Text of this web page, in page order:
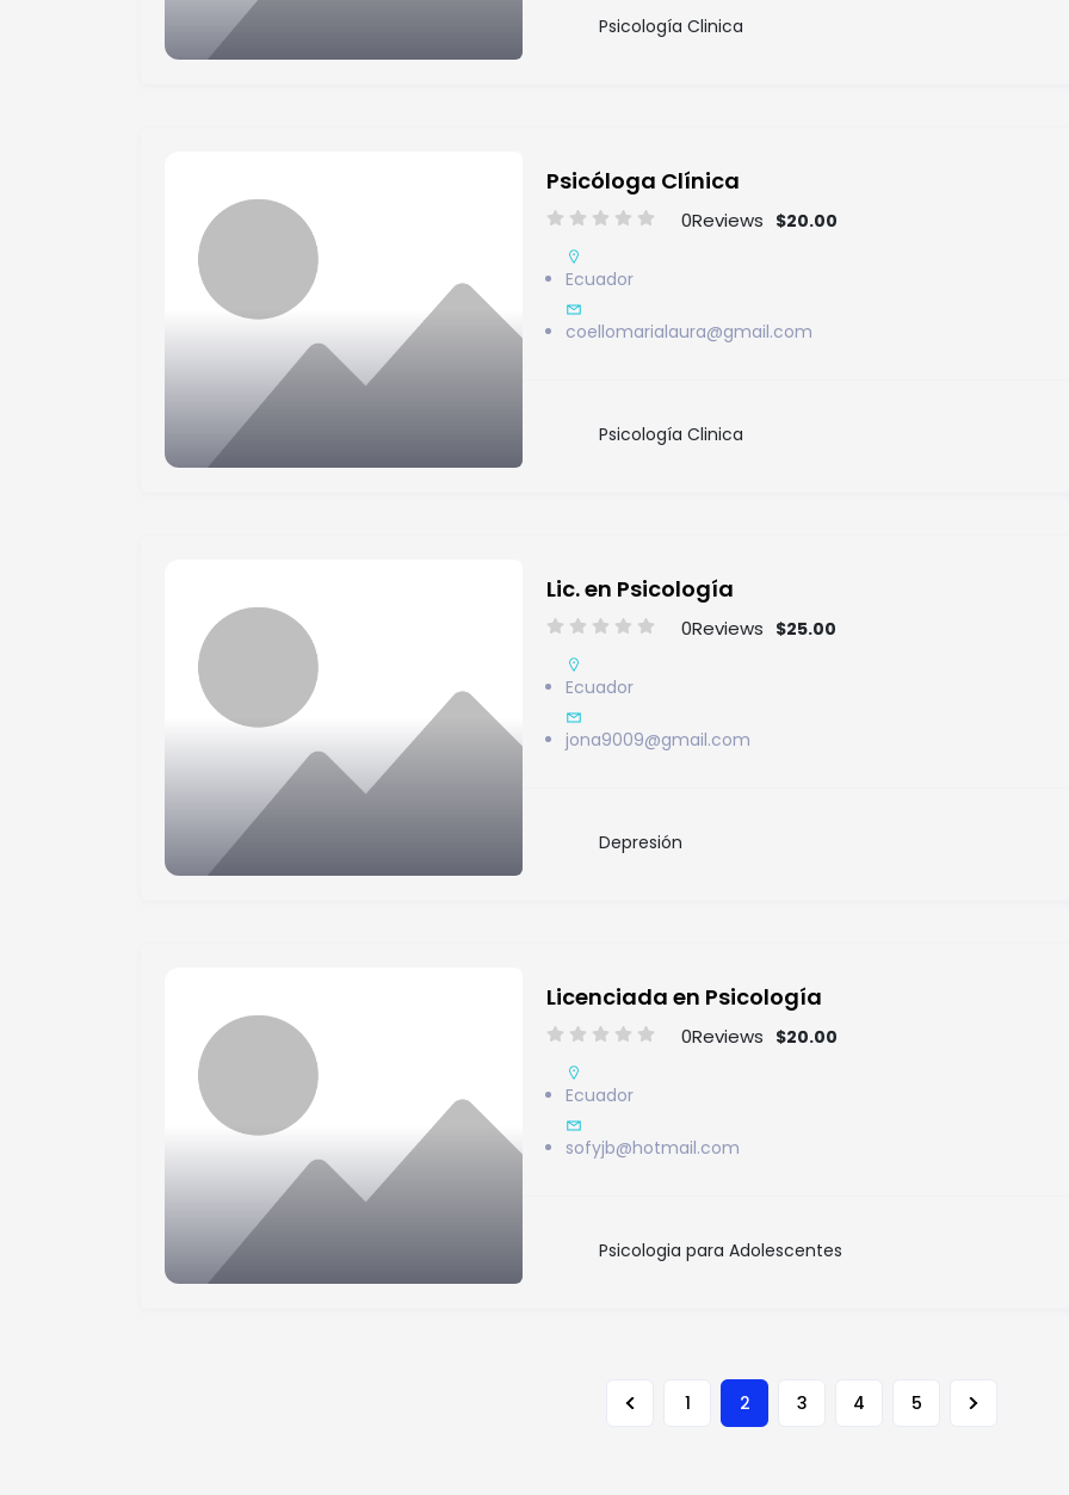
Psicología Clinica
Psicóloga Clínica
0Reviews $20.00
Ecuador
coellomarialaura@gmail.com
Psicología Clinica
Lic. en Psicología
0Reviews $25.00
Ecuador
jona9009@gmail.com
Depresión
Licenciada en Psicología
0Reviews $20.00
Ecuador
sofyjb@hotmail.com
Psicologia para Adolescentes
1 2 3 4 5